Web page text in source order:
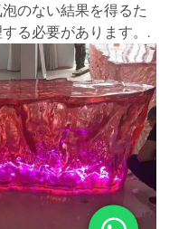
のない結果を得るた
る必要があります。.